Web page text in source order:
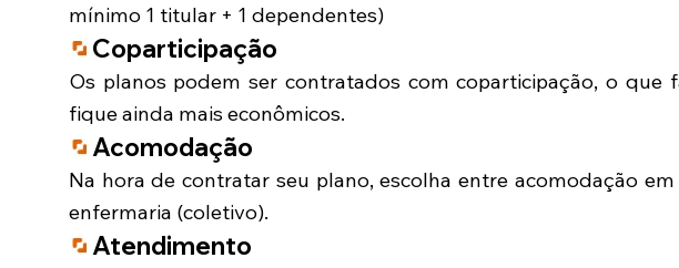
mínimo 1 titular + 1 dependentes)
Coparticipação
Os planos podem ser contratados com coparticipação, o que
fique ainda mais econômicos.
Acomodação
Na hora de contratar seu plano, escolha entre acomodação
enfermaria (coletivo).
Atendimento